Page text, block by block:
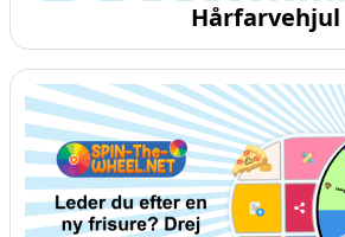
Hårfarvehjul